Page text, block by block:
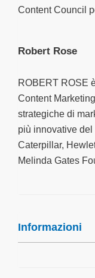
Content Council
Robert Rose
ROBERT ROSE
Content
strategiche di
più innovative
Caterpillar,
Melinda Gates
Informazioni